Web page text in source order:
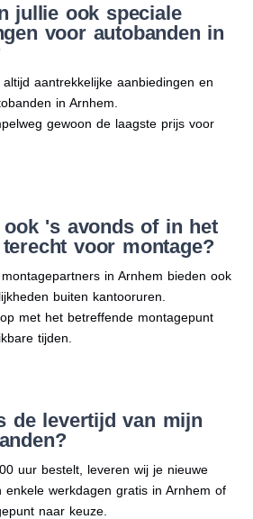
jullie ook speciale
voor autobanden in
aantrekkelijke aanbiedingen en
in Arnhem.
gewoon de laagste prijs voor
's avonds of in het
voor montage?
in Arnhem bieden ook
buiten kantooruren.
met het betreffende montagepunt
tijden.
de levertijd van mijn
uur bestelt, leveren wij je nieuwe
enkele werkdagen gratis in Arnhem of
naar keuze.